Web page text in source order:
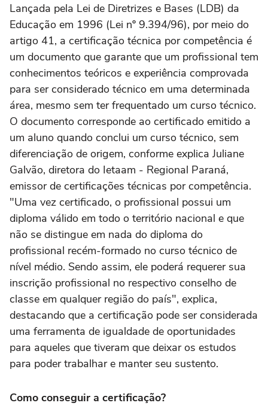
Lançada pela Lei de Diretrizes e Bases (LDB) da
Educação em 1996 (Lei nº 9.394/96), por meio do
artigo 41, a certificação técnica por competência é
um documento que garante que um profissional tem
conhecimentos teóricos e experiência comprovada
para ser considerado técnico em uma determinada
área, mesmo sem ter frequentado um curso técnico.
O documento corresponde ao certificado emitido a
um aluno quando conclui um curso técnico, sem
diferenciação de origem, conforme explica Juliane
Galvão, diretora do Ietaam - Regional Paraná,
emissor de certificações técnicas por competência.
"Uma vez certificado, o profissional possui um
diploma válido em todo o território nacional e que
não se distingue em nada do diploma do
profissional recém-formado no curso técnico de
nível médio. Sendo assim, ele poderá requerer sua
inscrição profissional no respectivo conselho de
classe em qualquer região do país", explica,
destacando que a certificação pode ser considerada
uma ferramenta de igualdade de oportunidades
para aqueles que tiveram que deixar os estudos
para poder trabalhar e manter seu sustento.
Como conseguir a certificação?